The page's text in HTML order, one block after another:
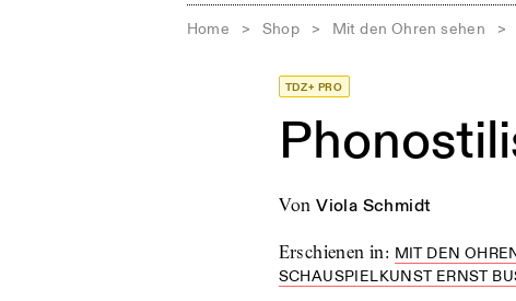
Home > Shop > Mit den Ohren sehen >
TDZ+ PRO
von Viola Schmidt
Erschienen in: MIT DEN
SCHAUSPIELKUNST ERNST